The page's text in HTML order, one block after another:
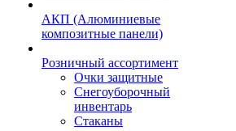
АКП (Алюминиевые
композитные панели)
Розничный ассортимент
Очки защитные
Снегоуборочный
инвентарь
Стаканы